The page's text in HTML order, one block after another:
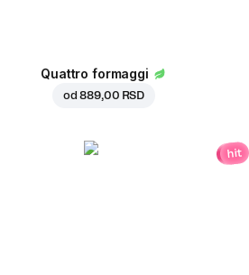
Quattro formaggi
od889,00 RSD
hit